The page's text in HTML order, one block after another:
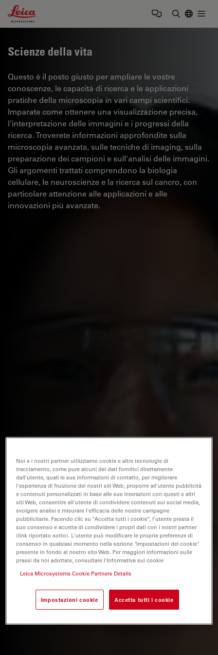
Leica Microsystems Logo
Scienze della vita
Questo è il posto giusto per ampliare le vostre
conoscenze, le capacità di ricerca e le applicazioni
pratiche della microscopia in vari campi scientifici.
Imparate come ottenere una visualizzazione precisa,
l'interpretazione delle immagini e i progressi della
ricerca. Troverete informazioni approfondite sulla
microscopia avanzata, sulle tecniche di imaging, sulla
preparazione dei campioni e sull'analisi delle immagini.
Gli argomenti trattati comprendono la biologia
cellulare, le neuroscienze e la ricerca sul cancro, con
particolare attenzione alle applicazioni e alle
innovazioni più avanzate.
Noi e i nostri partner utilizziamo cookie e altre tecnologie di
tracciamento, come pure alcuni dei dati fornitici direttamente
dall'utente, quali le sue informazioni di contatto, per migliorare
l'esperienza di fruizione dei nostri siti Web, proporre all'utente pubblicità
e contenuti personalizzati in base alle sue interazioni con questi e altri
siti Web, consentire all'utente di condividere contenuti sui social media,
svolgere analisi e misurare l'efficacia delle nostre campagne
pubblicitarie. Facendo clic su "Accetta tutti i cookie", l'utente presta il
suo consenso e accetta di condividere i propri dati con i nostri partner
(link riportato sotto). L'utente può modificare le proprie preferenze di
consenso in qualsiasi momento nella sezione "Impostazioni dei cookie"
presente in fondo al nostro sito Web. Per maggiori informazioni sulle
prassi da noi adottate, consultare l'Informativa sui cookie
Leica Microsystems Cookie Partners Details
Impostazioni cookie Accetta tutti i cookie